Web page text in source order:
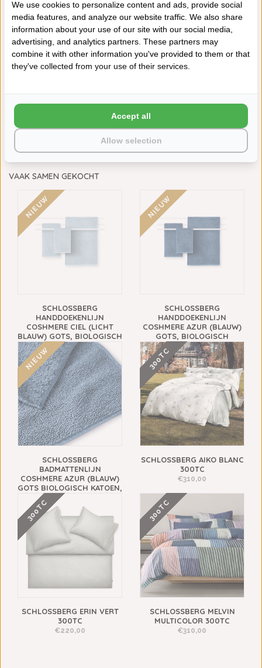
SCHLOSSBERG
BADMATTENLIJN COSHMERE
RO...
€69,90
SCHLOSSBERG
BADMATTENLIJN COSHMERE
WI...
€69,90
Schrijf je eigen review
Toevoegen aan vergelijking
VAAK SAMEN GEKOCHT
NIEUW
SCHLOSSBERG
HANDDOEKENLIJN
COSHMERE CIEL (LICHT
BLAUW) GOTS, BIOLOGISCH
KATOEN, VANAF
€13,90
NIEUW
SCHLOSSBERG
HANDDOEKENLIJN
COSHMERE AZUR (BLAUW)
GOTS, BIOLOGISCH
KATOEN, VANAF
€13,90
NIEUW
SCHLOSSBERG
BADMATTENLIJN
COSHMERE AZUR (BLAUW)
GOTS BIOLOGISCH KATOEN,
VANAF
€69,90
300TC
SCHLOSSBERG AIKO BLANC
300TC
€310,00
300TC
SCHLOSSBERG ERIN VERT
300TC
€220,00
300TC
SCHLOSSBERG MELVIN
MULTICOLOR 300TC
€310,00
We use cookies to personalize content and ads, provide social
media features, and analyze our website traffic. We also share
information about your use of our site with our social media,
advertising, and analytics partners. These partners may
combine it with other information you've provided to them or that
they've collected from your use of their services.
Allow selection
Accept all